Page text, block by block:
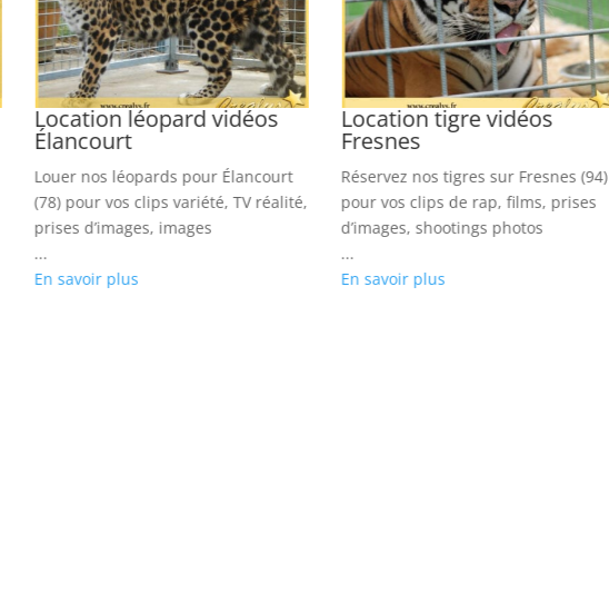
Location léopard vidéos
Élancourt
Louer nos léopards pour Élancourt
(78) pour vos clips variété, TV réalité,
prises d’images, images
...
En savoir plus
Location tigre vidéos
Fresnes
Réservez nos tigres sur Fresnes (94)
pour vos clips de rap, films, prises
d’images, shootings photos
...
En savoir plus